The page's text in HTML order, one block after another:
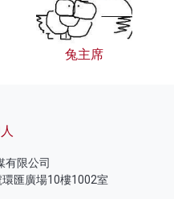
兔主席
有限公司
匯廣場10樓1002室